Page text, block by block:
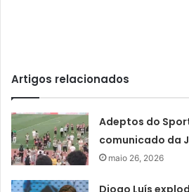
Artigos relacionados
Adeptos do
comunicado da
maio 26, 2026
Diogo Luís